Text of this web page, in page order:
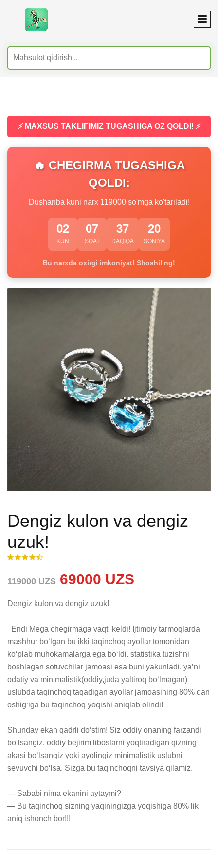
⚡ MAXSUS TAKLIFIMIZ TUGASHIGA OZ QOLDI! ⚡
🔥 CHEGIRMA TUGASHIGA
QOLDI:
Dushanba kuni narx 119000 so'mga ko'tariladi!
02
KUN
07
SOAT
37
DAQIQA
19
SONIYA
Bu narxda oxirgi imkoniyat! Shoshiling!
Dengiz kulon va dengiz
uzuk!
119000 UZS 69000 UZS
Dengiz kulon va dengiz uzuk!
mashhur bo‘lgan bu ikki taqinchoq ayollar tomonidan
ko‘plab muhokamalarga ega bo‘ldi. statistika tuzishni
boshlagan sotuvchilar jamoasi esa buni yakunladi. yaʼni
odatiy va minimalistik(oddiy,juda yaltiroq bo‘lmagan)
uslubda taqinchoq taqadigan ayollar jamoasining 80% dan
oshig‘iga bu taqinchoq yoqishi aniqlab olindi!
Shunday ekan qadrli do‘stim! Siz oddiy onaning farzandi
bo‘lsangiz, oddiy bejirim liboslarni yoqtiradigan qizning
akasi bo‘lsangiz yoki ayolingiz minimalistik uslubni
sevuvchi bo‘lsa. Sizga bu taqinchoqni tavsiya qilamiz.
— Sababi nima ekanini aytaymi?
— Bu taqinchoq sizning yaqiningizga yoqishiga 80% lik
aniq ishonch bor!!!